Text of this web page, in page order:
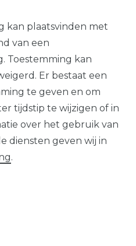
getoonde producten
dienen uitsluitend
Er kunnen
de op de website
en de daadwerkelijk
modellen.
illustraties,
kunnen
en geven niet
de uiteindelijke
weer. De aanbieder
recht voor om de
op elk gewenst
kan plaatsvinden met
van een
Toestemming kan
Er bestaat een
te geven en om
tijdstip te wijzigen of in
over het gebruik van
diensten geven wij in
.